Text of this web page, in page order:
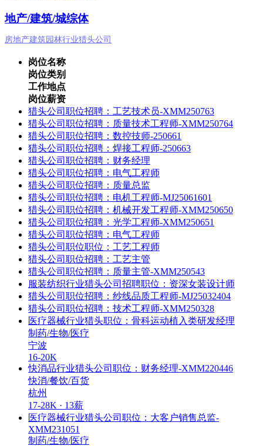
地产/建筑/城综体
房地产建筑园林行业猎头公司
岗位名称
岗位类别
工作地点
岗位薪资
​猎头公司职位招聘：工艺技术员-XMM250763
猎头公司职位招聘：质量技术工程师-XMM250764
猎头公司职位招聘：数控技师-250661
猎头公司职位招聘：焊接工程师-250663
猎头公司职位招聘：财务经理
​猎头公司职位招聘：电气工程师
猎头公司职位招聘：质量总监
​猎头公司职位招聘：电机工程师-MJ25061601
猎头公司职位招聘：机械开发工程师-XMM250650
猎头公司职位招聘：光学工程师-XMM250651
猎头公司职位招聘：电气工程师
猎头公司职位职位：工艺工程师
猎头公司职位招聘：工艺主管
猎头公司职位招聘：质量主管-XMM250543
服装纺织行业猎头公司招聘职位：资深女装设计师
猎头公司职位招聘：纱线品质工程师-MJ25032404
猎头公司职位招聘：技术工程师-XMM250328
医疗器械行业猎头职位：骨科运动植入类研发经理
制药/生物/医疗
宁波
16-20K
快消品行业猎头公司职位：财务经理-XMM220446
快消/餐饮/百货
杭州
17-28K · 13薪
医疗器械行业猎头公司职位：大客户销售总监-
XMM231051
制药/生物/医疗